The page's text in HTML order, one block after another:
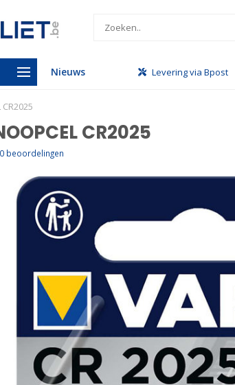
Nieuws
vanaf €950 Levering via Bpost
CR2025
CR2025
0 beoordelingen